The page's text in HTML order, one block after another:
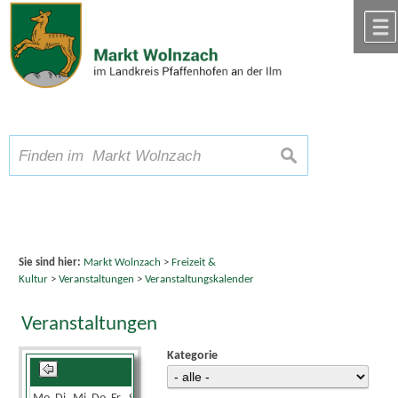
Zum Inhalt,zur Navigation
Schriftgröße A A A suchen
Sie sind hier: Markt Wolnzach > Freizeit &
Kultur> Veranstaltungen > Veranstaltungskalender
Veranstaltungen
Kategorie